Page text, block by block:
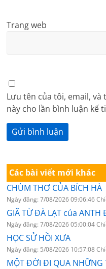
Trang web
Lưu tên của tôi, email,
này cho lần bình luận kế
Các bài viết mới khác
CHÙM THƠ CỦA BÍCH HÀ
Ngày đăng: 7/08/2026 09:06:46
GIÃ TỪ ĐÀ LẠT của ANTH
Ngày đăng: 7/08/2026 05:00:04
HỌC SỬ HỒI XƯA
Ngày đăng: 5/08/2026 10:57:08
MỘT ĐỜI ĐI QUA NHỮNG